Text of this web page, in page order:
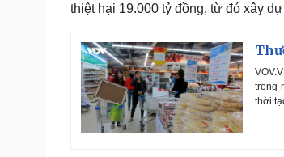
thiệt hại 19.000 tỷ đồng, từ đó xây
trọng
thời